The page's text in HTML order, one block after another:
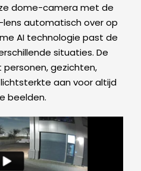
dome-camera met de
lens automatisch over op
AI technologie past de
situaties. De
gezichten,
aan voor altijd
beelden.